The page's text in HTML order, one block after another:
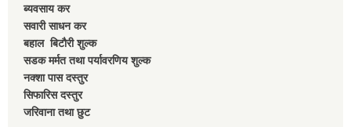
ब्यवसाय कर
सवारी साधन कर
बहाल बिटाैरी शुल्क
सडक मर्मत तथा पर्यावरणिय शुल्क
नक्शा पास दस्तुर
सिफारिस दस्तुर
जरिवाना तथा छुट